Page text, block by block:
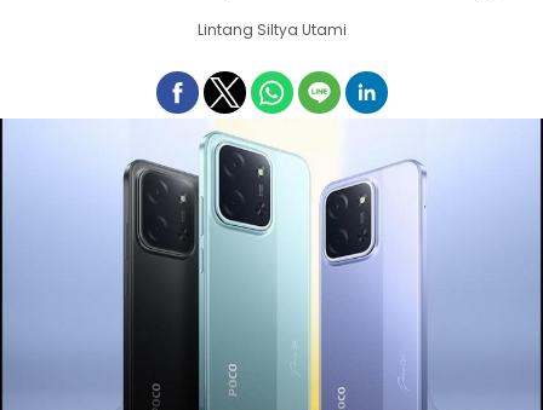
Lintang Siltya Utami